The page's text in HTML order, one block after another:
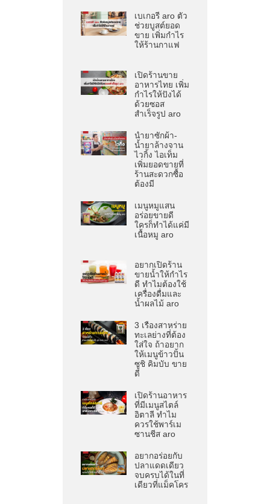
เบเกอรี aro ตัว
ช่วยบูสต์ยอด
ขาย เพิ่มกำไร
ให้ร้านกาแฟ
เปิดร้านขาย
อาหารไทย เพิ่ม
กำไรให้ปังได้
ด้วยซอส
สำเร็จรูป aro
น้ำยาซักผ้า-
น้ำยาล้างจาน
ไวกิ้ง ไอเท็ม
เพิ่มยอดขายที่
ร้านสะดวกซื้อ
ต้องมี
เมนูหมูแสน
อร่อยขายดี
ใครก็ทำได้แค่มี
เนื้อหมู aro
อยากเปิดร้าน
ขายน้ำให้กำไร
ดี ทำไมต้องใช้
เครื่องดื่มและ
น้ำผลไม้ aro
3 เรื่องสาหร่าย
ทะเลย่างที่ต้อง
ใส่ใจ ถ้าอยาก
ให้เมนูข้าวปั้น
ซูชิ คิมบับ ขาย
ดี
เปิดร้านอาหาร
ที่มีเมนูสไตล์
อิตาลี ทำไม
ควรใช้พาร์เม
ซานชีส aro
อยากอร่อยกับ
ปลาแดดเดียว
จบครบได้ในที่
เดียวที่แม็คโคร